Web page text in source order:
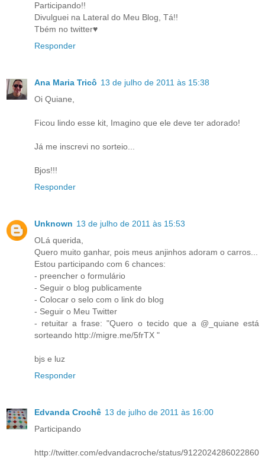
Participando!!
Divulguei na Lateral do Meu Blog, Tá!!
Tbém no twitter♥
Responder
Ana Maria Tricô 13 de julho de 2011 às 15:38
Oi Quiane,
Ficou lindo esse kit, Imagino que ele deve ter adorado!
Já me inscrevi no sorteio...
Bjos!!!
Responder
Unknown 13 de julho de 2011 às 15:53
OLá querida,
Quero muito ganhar, pois meus anjinhos adoram o carros...
Estou participando com 6 chances:
- preencher o formulário
- Seguir o blog publicamente
- Colocar o selo com o link do blog
- Seguir o Meu Twitter
- retuitar a frase: "Quero o tecido que a @_quiane está
sorteando http://migre.me/5frTX "
bjs e luz
Responder
Edvanda Crochê 13 de julho de 2011 às 16:00
Participando
http://twitter.com/edvandacroche/status/9122024286022860